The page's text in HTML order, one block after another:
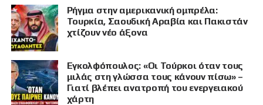
Ρήγμα στην αμερικανική ομπρέλα:
Τουρκία, Σαουδική Αραβία και Πακιστάν
χτίζουν νέο άξονα
Εγκολφόπουλος: «Οι Τούρκοι όταν τους
μιλάς στη γλώσσα τους κάνουν πίσω» –
Γιατί βλέπει ανατροπή του ενεργειακού
χάρτη